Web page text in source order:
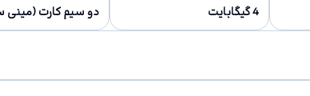
4 گیگابایت
دو سیم کارت (مینی